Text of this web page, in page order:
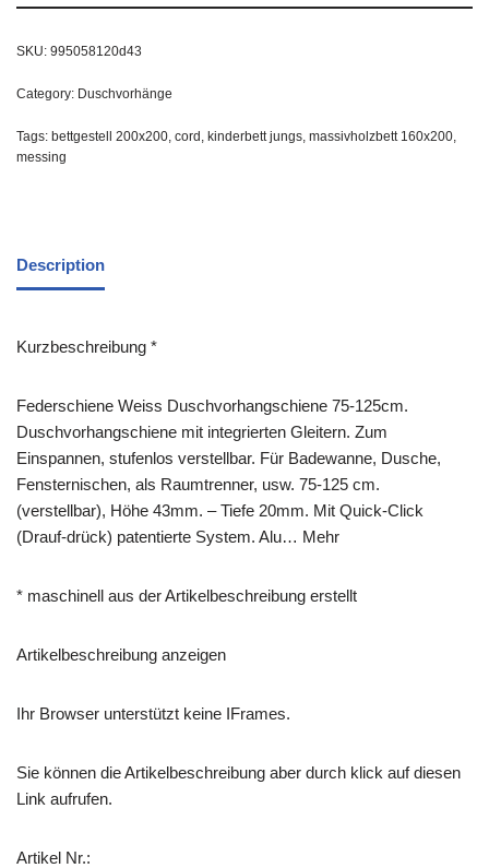
SKU: 995058120d43
Category: Duschvorhänge
Tags: bettgestell 200x200 cord kinderbett jungs massivholzbett 160x200
messing
Description
Kurzbeschreibung *
Federschiene Weiss Duschvorhangschiene 75-125cm.
Duschvorhangschiene mit integrierten Gleitern. Zum
Einspannen, stufenlos verstellbar. Für Badewanne, Dusche,
Fensternischen, als Raumtrenner, usw. 75-125 cm.
(verstellbar), Höhe 43mm. – Tiefe 20mm. Mit Quick-Click
(Drauf-drück) patentierte System. Alu… Mehr
* maschinell aus der Artikelbeschreibung erstellt
Artikelbeschreibung anzeigen
Ihr Browser unterstützt keine IFrames.
Sie können die Artikelbeschreibung aber durch klick auf diesen
Link aufrufen.
Artikel Nr.: